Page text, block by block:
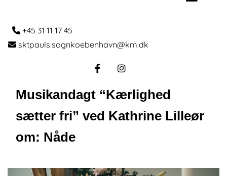
 +45 31 11 17 45
 sktpauls.sognkoebenhavn@km.dk
Musikandagt “Kærlighed
sætter fri” ved Kathrine Lilleør
om: Nåde